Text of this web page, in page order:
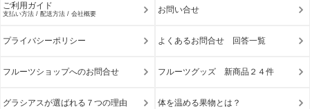
ご利用ガイド
支払い方法 / 配送方法 / 会社概要 お問い合せ
プライバシーポリシー よくあるお問合せ 回答一覧
フルーツショップへのお問合せ フルーツグッズ 新商品２４件
グラシアスが選ばれる７つの理由 体を温める果物とは？